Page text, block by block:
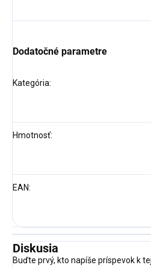
Dodatočné parametre
Kategória:
Hmotnosť:
EAN:
Diskusia
Buďte prvý, kto napíše príspevok k